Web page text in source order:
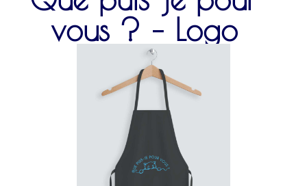
vous ? – Logo